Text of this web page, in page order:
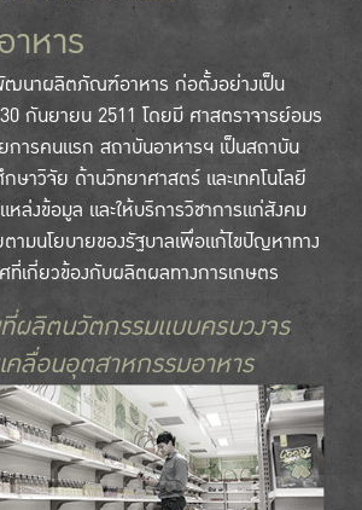
หาร
นาผลิตภัณฑ์อาหาร ก่อตั้งอย่างเป็น
กันยายน 2511 โดยมี ศาสตราจารย์อมร
ารคนแรก สถาบันอาหารฯ เป็นสถาบัน
ษาวิจัย ด้านวิทยาศาสตร์ และเทคโนโลยี
หล่งข้อมูล และให้บริการวิชาการแก่สังคม
ามนโยบายของรัฐบาลเพื่อแก้ไขปัญหาทาง
ที่เกี่ยวข้องกับผลิตผลทางการเกษตร
ผลิตนวัตกรรมแบบครบวงจร
คลื่อนอุตสาหกรรมอาหาร